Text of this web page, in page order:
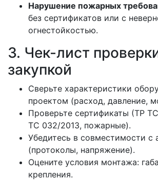
Нарушение пожарных
без сертификатов или с
огнестойкостью.
3. Чек-лист
закупкой
Сверьте характеристики
проектом (расход, давление,
Проверьте сертификаты (ТР
ТС 032/2013, пожарные).
Убедитесь в совместимости с
(протоколы, напряжение).
Оцените условия монтажа:
крепления.